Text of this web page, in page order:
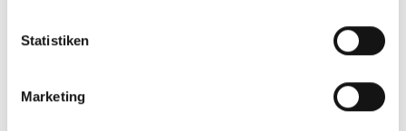
können
bestimmten Merkmalen (Fingerprinting) identifizieren
Erfahren Sie mehr darüber, wie Ihre persönlichen Daten
Statistiken
Marketing